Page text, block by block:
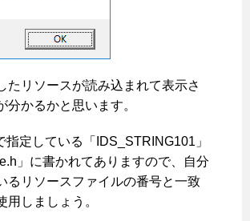
たリソースが読み込まれて表示さ
分かるかと思います。
指定している「IDS_STRING101」
」に書かれてありますので、自分
るリソースファイルの番号と一致
用しましょう。